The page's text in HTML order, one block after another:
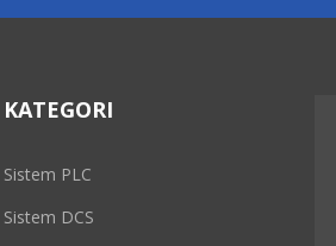
KATEGORI
Sistem PLC
Sistem DCS